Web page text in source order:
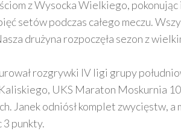
z Wysocka Wielkiego, pokonując
setów podczas całego meczu.
drużyna rozpoczęła sezon z
rozgrywki IV ligi grupy
UKS Maraton Moskurnia
Janek odniósł komplet zwycięstw, a
punkty.